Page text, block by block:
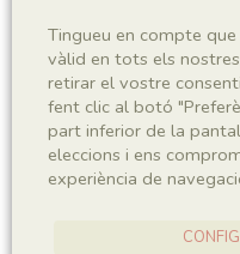
Macrosemiiformes
Génere
Propterus
Localitat
Tingueu en compte
vàlid en tots els
retirar el vostre
fent clic al botó
part inferior de la
eleccions i ens
experiència de